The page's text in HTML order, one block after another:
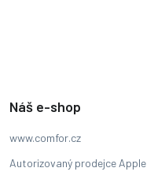
Náš e-shop
www.comfor.cz
Autorizovaný prodejce Apple